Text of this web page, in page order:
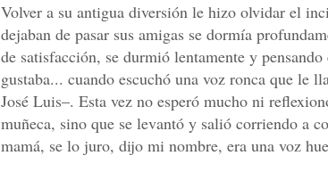
Volver a su antigua diversión le hizo olvidar el
dejaban de pasar sus amigas se dormía
de satisfacción, se durmió lentamente y
gustaba... cuando escuchó una voz ronca que le
José Luis–. Esta vez no esperó mucho ni
muñeca, sino que se levantó y salió corriendo a
mamá, se lo juro, dijo mi nombre, era una voz